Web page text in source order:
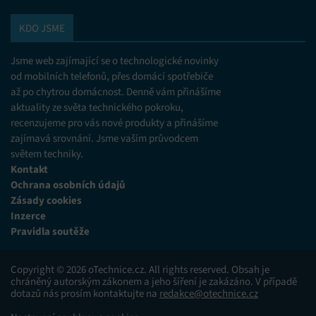
KDO JSME
Jsme web zajímající se o technologické novinky
od mobilních telefonů, přes domácí spotřebiče
až po chytrou domácnost. Denně vám přinášíme
aktuality ze světa technického pokroku,
recenzujeme pro vás nové produkty a přinášíme
zajímavá srovnání. Jsme vaším průvodcem
světem techniky.
Kontakt
Ochrana osobních údajů
Zásady cookies
Inzerce
Pravidla soutěže
Copyright © 2026 oTechnice.cz. All rights reserved. Obsah je
chráněný autorským zákonem a jeho šíření je zakázáno. V případě
dotazů nás prosím kontaktujte na redakce@otechnice.cz